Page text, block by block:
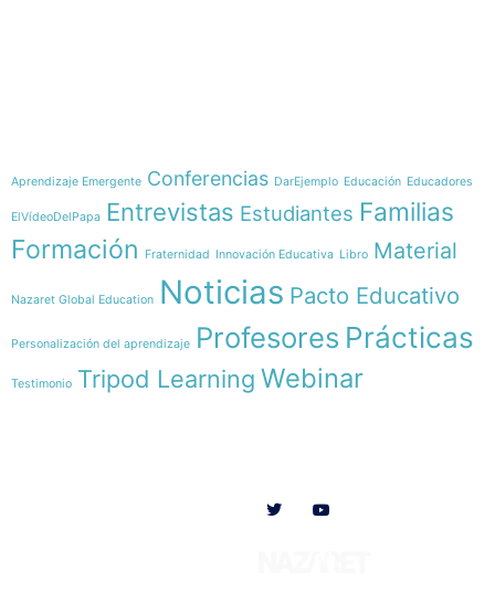
Aprendizaje Emergente Conferencias DarEjemplo Educación Educadores
ElVídeoDelPapa Entrevistas Estudiantes Familias
Formación
Fraternidad Innovación Educativa Libro Material
Nazaret Global Education Noticias Pacto Educativo
Personalización del aprendizaje Profesores Prácticas
Testimonio Tripod Learning Webinar